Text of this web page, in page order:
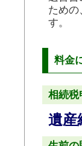
ための
す。
料金
相続税
遺産